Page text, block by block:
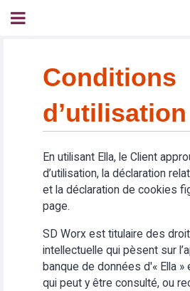
Conditions
En utilisant Ella, le Client
d’utilisation, la déclaration
et la déclaration de cookies
page.
SD Worx est titulaire des
intellectuelle qui pèsent sur
banque de données d'« Ella »
qui peut y être consulté, ou